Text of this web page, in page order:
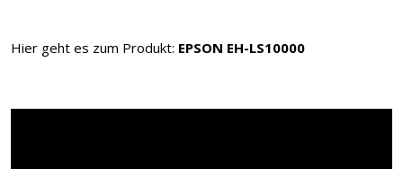
Hier geht es zum Produkt: EPSON EH-LS10000